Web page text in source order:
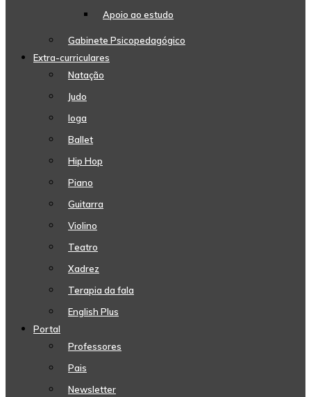
Apoio ao estudo
Gabinete Psicopedagógico
Extra-curriculares
Natação
Judo
Ioga
Ballet
Hip Hop
Piano
Guitarra
Violino
Teatro
Xadrez
Terapia da fala
English Plus
Portal
Professores
Pais
Newsletter